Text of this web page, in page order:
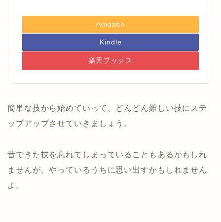
Amazon
Kindle
楽天ブックス
簡単な技から始めていって、どんどん難しい技にステ
ップアップさせていきましょう。
昔できた技を忘れてしまっていることもあるかもしれ
ませんが、やっているうちに思い出すかもしれません
よ。